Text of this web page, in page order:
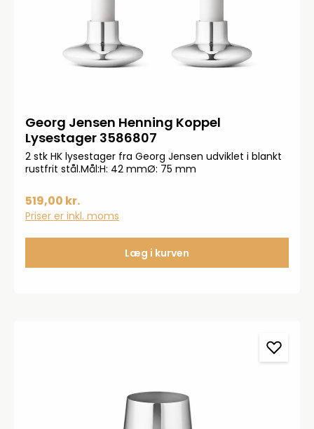
Georg Jensen Henning Koppel
Lysestager 3586807
2 stk HK lysestager fra Georg Jensen udviklet i blankt
rustfrit stål.Mål:H: 42 mmØ: 75 mm
519,00 kr.
Priser er inkl. moms
Læg i kurven